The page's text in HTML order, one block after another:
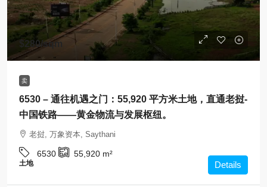
$280/sqm
卖
6530 – 通往机遇之门：55,920 平方米土地，直通老挝-
中国铁路——黄金物流与发展枢纽。
老挝, 万象资本, Saythani
6530 55,920 m²
土地 Details